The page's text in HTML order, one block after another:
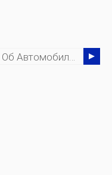
Все Об Автомобилях В Батл-Крике, Штат Мичиган